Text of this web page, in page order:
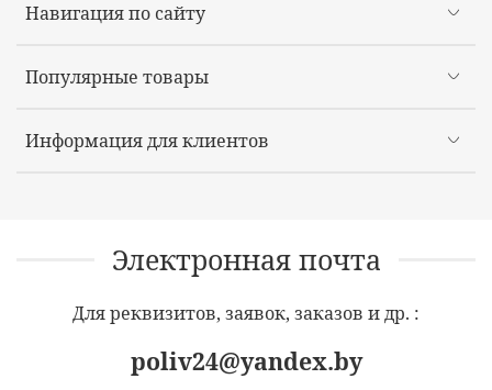
Навигация по сайту
Популярные товары
Информация для клиентов
Электронная почта
Для реквизитов, заявок, заказов и др. :
poliv24@yandex.by